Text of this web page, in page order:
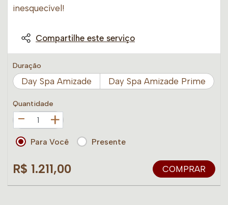
inesquecível!
Compartilhe este serviço
Duração
Day Spa Amizade Day Spa Amizade Prime
Quantidade
+
Para Você Presente
R$ 1.211,00 COMPRAR